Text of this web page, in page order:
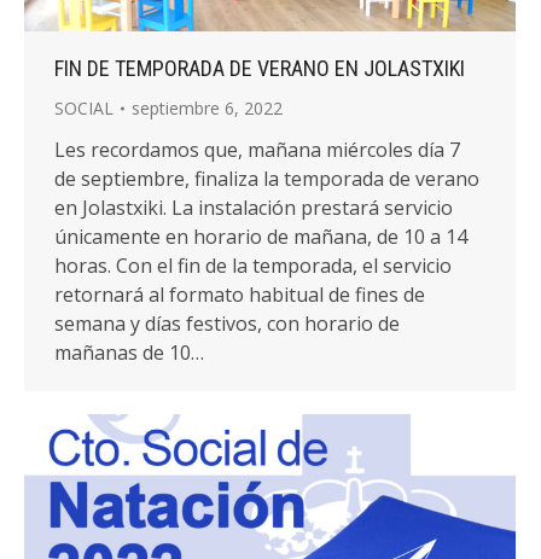
FIN DE TEMPORADA DE VERANO EN JOLASTXIKI
SOCIAL septiembre 6, 2022
Les recordamos que, mañana miércoles día 7
de septiembre, finaliza la temporada de verano
en Jolastxiki. La instalación prestará servicio
únicamente en horario de mañana, de 10 a 14
horas. Con el fin de la temporada, el servicio
retornará al formato habitual de fines de
semana y días festivos, con horario de
mañanas de 10…